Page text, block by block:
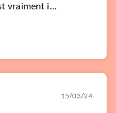
vraiment i...
15/03/24